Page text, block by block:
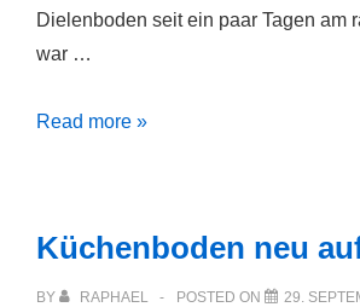
Dielenboden seit ein paar Tagen am
war …
Die
Read more »
Küchenboden neu
BY RAPHAEL POSTED ON
29.